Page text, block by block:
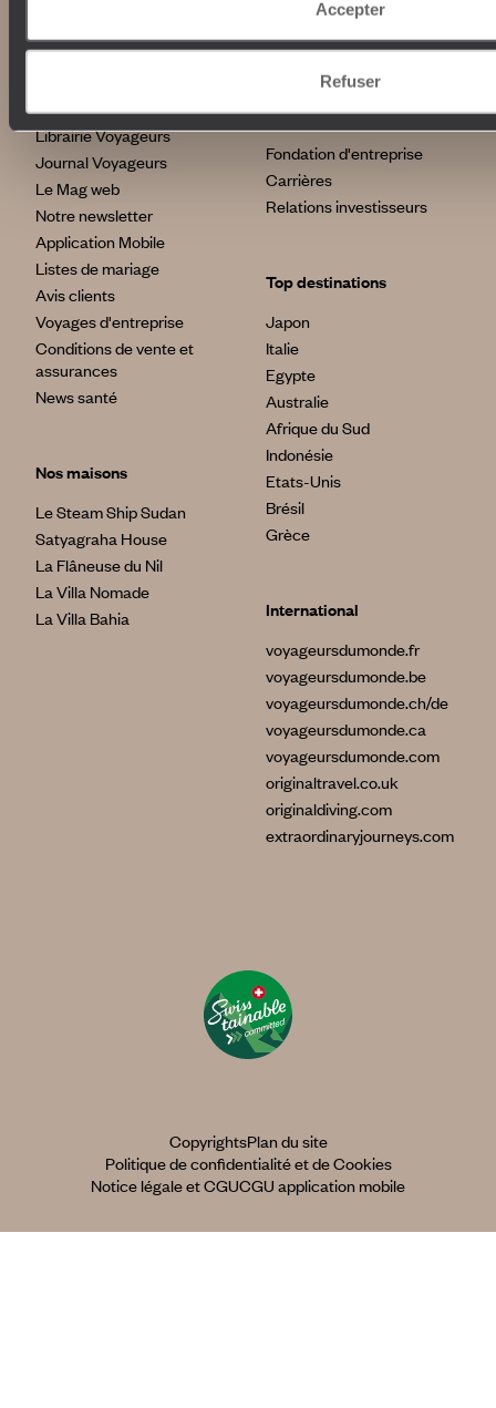
Accepter
Refuser
Librairie Voyageurs
Journal Voyageurs
Le Mag web
Notre newsletter
Application Mobile
Listes de mariage
Avis clients
Voyages d'entreprise
Conditions de vente et
assurances
News santé
Nos maisons
Le Steam Ship Sudan
Satyagraha House
La Flâneuse du Nil
La Villa Nomade
La Villa Bahia
Déconnecter
Plongée
Institutionnel
Fondation d'entreprise
Carrières
Relations investisseurs
Top destinations
Japon
Italie
Egypte
Australie
Afrique du Sud
Indonésie
Etats-Unis
Brésil
Grèce
International
voyageursdumonde.fr
voyageursdumonde.be
voyageursdumonde.ch/de
voyageursdumonde.ca
voyageursdumonde.com
originaltravel.co.uk
originaldiving.com
extraordinaryjourneys.com
CopyrightsPlan du site
Politique de confidentialité et de Cookies
Notice légale et CGUCGU application mobile